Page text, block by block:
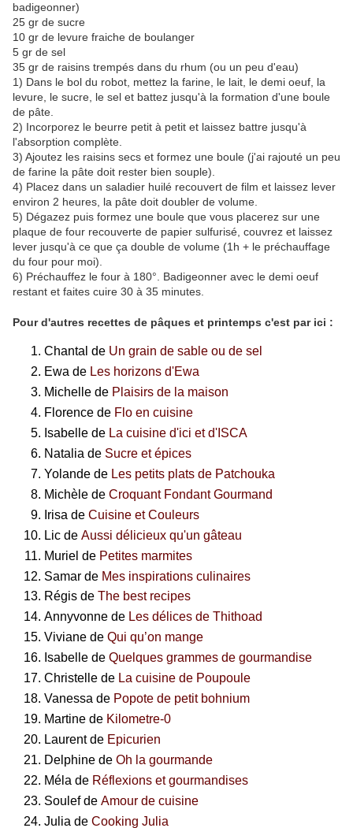
badigeonner)
25 gr de sucre
10 gr de levure fraiche de boulanger
5 gr de sel
35 gr de raisins trempés dans du rhum (ou un peu d'eau)
1) Dans le bol du robot, mettez la farine, le lait, le demi oeuf, la
levure, le sucre, le sel et battez jusqu'à la formation d'une boule
de pâte.
2) Incorporez le beurre petit à petit et laissez battre jusqu'à
l'absorption complète.
3) Ajoutez les raisins secs et formez une boule (j'ai rajouté un peu
de farine la pâte doit rester bien souple).
4) Placez dans un saladier huilé recouvert de film et laissez lever
environ 2 heures, la pâte doit doubler de volume.
5) Dégazez puis formez une boule que vous placerez sur une
plaque de four recouverte de papier sulfurisé, couvrez et laissez
lever jusqu'à ce que ça double de volume (1h + le préchauffage
du four pour moi).
6) Préchauffez le four à 180°. Badigeonner avec le demi oeuf
restant et faites cuire 30 à 35 minutes.
Pour d'autres recettes de pâques et printemps c'est par ici :
Chantal de Un grain de sable ou de sel
Ewa de Les horizons d'Ewa
Michelle de Plaisirs de la maison
Florence de Flo en cuisine
Isabelle de La cuisine d'ici et d'ISCA
Natalia de Sucre et épices
Yolande de Les petits plats de Patchouka
Michèle de Croquant Fondant Gourmand
Irisa de Cuisine et Couleurs
Lic de Aussi délicieux qu'un gâteau
Muriel de Petites marmites
Samar de Mes inspirations culinaires
Régis de The best recipes
Annyvonne de Les délices de Thithoad
Viviane de Qui qu’on mange
Isabelle de Quelques grammes de gourmandise
Christelle de La cuisine de Poupoule
Vanessa de Popote de petit bohnium
Martine de Kilometre-0
Laurent de Epicurien
Delphine de Oh la gourmande
Méla de Réflexions et gourmandises
Soulef de Amour de cuisine
Julia de Cooking Julia